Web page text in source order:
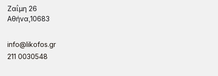
Ζαΐμη 26
Αθήνα,10683
info@likofos.gr
211 0030548